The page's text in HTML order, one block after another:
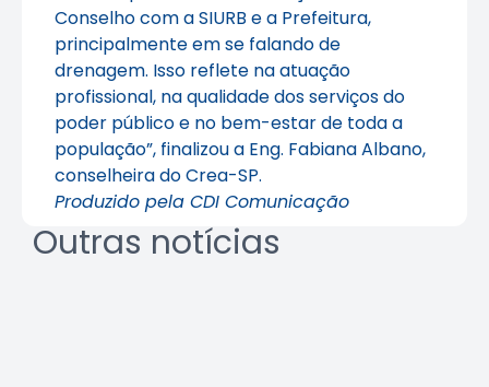
Conselho com a SIURB e a Prefeitura,
principalmente em se falando de
drenagem. Isso reflete na atuação
profissional, na qualidade dos serviços do
poder público e no bem-estar de toda a
população”, finalizou a Eng. Fabiana Albano,
conselheira do Crea-SP.
Produzido pela CDI Comunicação
Outras notícias